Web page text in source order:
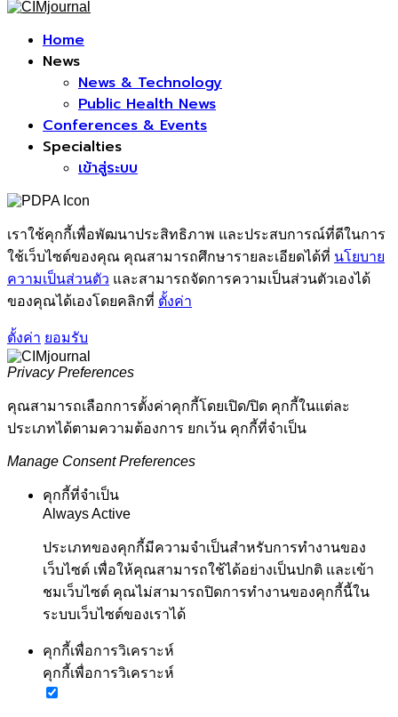
Home
News
News & Technology
Public Health News
Conferences & Events
Specialties
เข้าสู่ระบบ
เราใช้คุกกี้เพื่อพัฒนาประสิทธิภาพ และประสบการณ์ที่ดีในการ
ใช้เว็บไซต์ของคุณ คุณสามารถศึกษารายละเอียดได้ที่ นโยบาย
ความเป็นส่วนตัว และสามารถจัดการความเป็นส่วนตัวเองได้
ของคุณได้เองโดยคลิกที่ ตั้งค่า
ตั้งค่า ยอมรับ
Privacy Preferences
คุณสามารถเลือกการตั้งค่าคุกกี้โดยเปิด/ปิด คุกกี้ในแต่ละ
ประเภทได้ตามความต้องการ ยกเว้น คุกกี้ที่จำเป็น
Manage Consent Preferences
คุกกี้ที่จำเป็น
Always Active
ประเภทของคุกกี้มีความจำเป็นสำหรับการทำงานของ
เว็บไซต์ เพื่อให้คุณสามารถใช้ได้อย่างเป็นปกติ และเข้า
ชมเว็บไซต์ คุณไม่สามารถปิดการทำงานของคุกกี้นี้ใน
ระบบเว็บไซต์ของเราได้
คุกกี้เพื่อการวิเคราะห์
คุกกี้เพื่อการวิเคราะห์